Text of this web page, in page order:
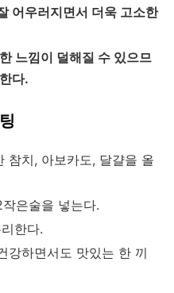
어우러지면서 더욱 고소한
느낌이 덜해질 수 있으므
다.
참치, 아보카도, 달걀을 올
은술을 넣는다.
한다.
강하면서도 맛있는 한 끼